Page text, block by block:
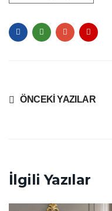
ÖNCEKI YAZILAR
İlgili Yazılar